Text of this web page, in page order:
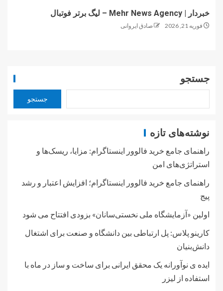
خبردار | Mehr News Agency – لیگ برتر فوتبال
فوریه 21, 2026 صادق ایروانی
جستجو
جستجو
نوشته‌های تازه
راهنمای جامع خرید فالوور اینستاگرام: مزایا، ریسک‌ها و
استراتژی‌های امن
راهنمای جامع خرید فالوور اینستاگرام؛ افزایش اعتبار و رشد
پیج
اولین «آزمایشگاه ملی نخستی‌سانان» بزودی افتتاح می شود
کارینو پلاس: پل ارتباطی بین دانشگاه و صنعت برای اشتغال
دانش‌بنیان
ایده ی نوآورانه یک محقق ایرانی برای ساخت و ساز در ماه با
استفاده از لیزر